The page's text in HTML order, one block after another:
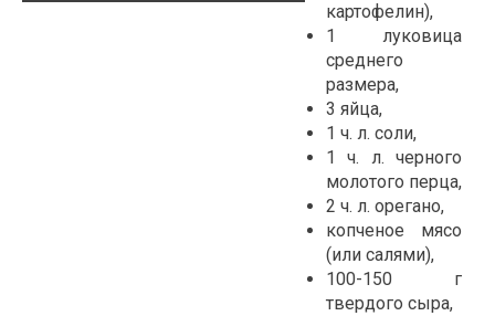
картофелин),
1 луковица
среднего
размера,
3 яйца,
1 ч. л. соли,
1 ч. л. черного
молотого перца,
2 ч. л. орегано,
копченое мясо
(или салями),
100-150 г
твердого сыра,